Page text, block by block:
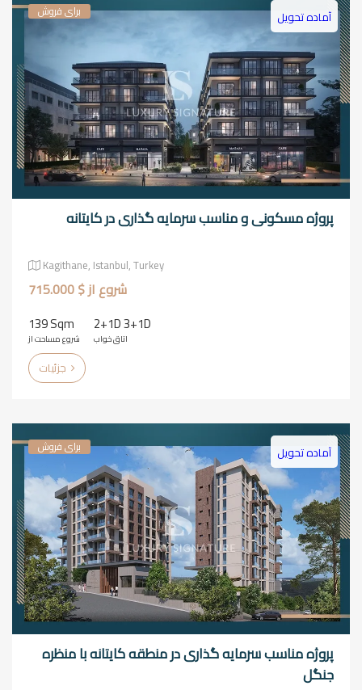
برای فروش آماده تحویل
پروژه مسکونی و مناسب سرمایه گذاری در کایتانه
Kagithane, Istanbul, Turkey
شروع از $ 715.000
139 Sqm
شروع مساحت از
2+1D 3+1D
اتاق خواب
برای فروش آماده تحویل
پروژه مناسب سرمایه گذاری در منطقه کایتانه با منظره
جنگل